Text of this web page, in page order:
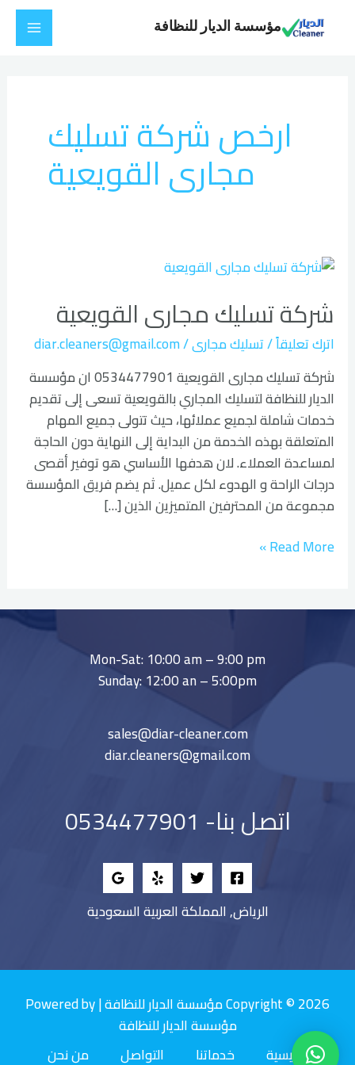
مؤسسة الديار للنظافة
Main
ارخص شركة تسليك
مجارى القويعية
شركة تسليك مجارى القويعية
اترك تعليقاً/تسليك مجارى/
diar.cleaners@gmail.com
شركة تسليك مجارى القويعية 0534477901 ان مؤسسة
الديار للنظافة لتسليك المجاري بالقويعية تسعى إلى تقديم
خدمات شاملة لجميع عملائها، حيث تتولى جميع المهام
المتعلقة بهذه الخدمة من البداية إلى النهاية دون الحاجة
لمساعدة العملاء. لان هدفها الأساسي هو توفير أقصى
درجات الراحة و الهدوء لكل عميل. ثم يضم فريق المؤسسة
مجموعة من المحترفين المتميزين الذين […]
شركة
مجارى
القويعية
Read More »
Mon-Sat: 10:00 am – 9:00 pm
Sunday: 12:00 an – 5:00pm
sales@diar-cleaner.com
diar.cleaners@gmail.com
اتصل بنا- 0534477901
الرياض, المملكة العربية السعودية
Copyright © 2026 مؤسسة الديار للنظافة | Powered by
مؤسسة الديار للنظافة
الرئيسية
خدماتنا التواصل من نحن